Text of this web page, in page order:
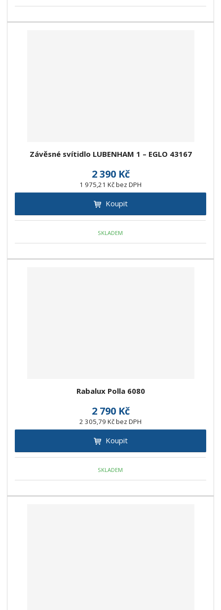
Závěsné svítidlo LUBENHAM 1 – EGLO 43167
2 390 Kč
1 975,21 Kč bez DPH
Koupit
SKLADEM
Rabalux Polla 6080
2 790 Kč
2 305,79 Kč bez DPH
Koupit
SKLADEM